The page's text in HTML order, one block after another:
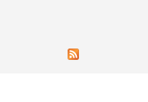
面